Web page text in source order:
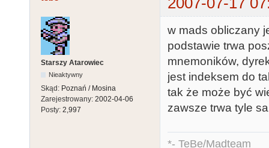
Starszy Atarowiec
Nieaktywny
Skąd: Poznań / Mosina
Zarejestrowany: 2002-04-06
Posty: 2,997
w mads obliczany
podstawie trwa
mnemoników,
jest indeksem do
tak że może być
zawsze trwa tyle
*- TeBe/Madteam